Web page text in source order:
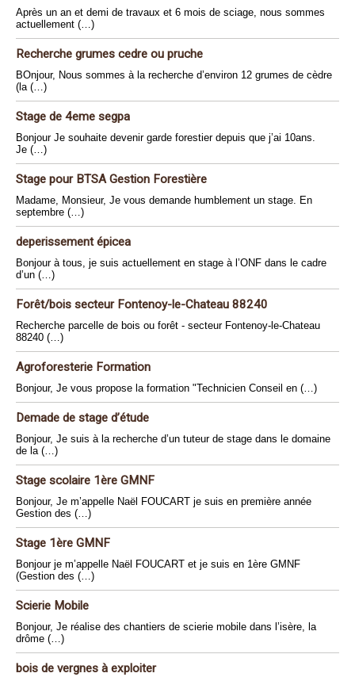
Après un an et demi de travaux et 6 mois de sciage, nous sommes
actuellement (…)
Recherche grumes cedre ou pruche
BOnjour, Nous sommes à la recherche d’environ 12 grumes de cèdre
(la (…)
Stage de 4eme segpa
Bonjour Je souhaite devenir garde forestier depuis que j’ai 10ans.
Je (…)
Stage pour BTSA Gestion Forestière
Madame, Monsieur, Je vous demande humblement un stage. En
septembre (…)
deperissement épicea
Bonjour à tous, je suis actuellement en stage à l’ONF dans le cadre
d’un (…)
Forêt/bois secteur Fontenoy-le-Chateau 88240
Recherche parcelle de bois ou forêt - secteur Fontenoy-le-Chateau
88240 (…)
Agroforesterie Formation
Bonjour, Je vous propose la formation "Technicien Conseil en (…)
Demade de stage d’étude
Bonjour, Je suis à la recherche d’un tuteur de stage dans le domaine
de la (…)
Stage scolaire 1ère GMNF
Bonjour, Je m’appelle Naël FOUCART je suis en première année
Gestion des (…)
Stage 1ère GMNF
Bonjour je m’appelle Naël FOUCART et je suis en 1ère GMNF
(Gestion des (…)
Scierie Mobile
Bonjour, Je réalise des chantiers de scierie mobile dans l’isère, la
drôme (…)
bois de vergnes à exploiter